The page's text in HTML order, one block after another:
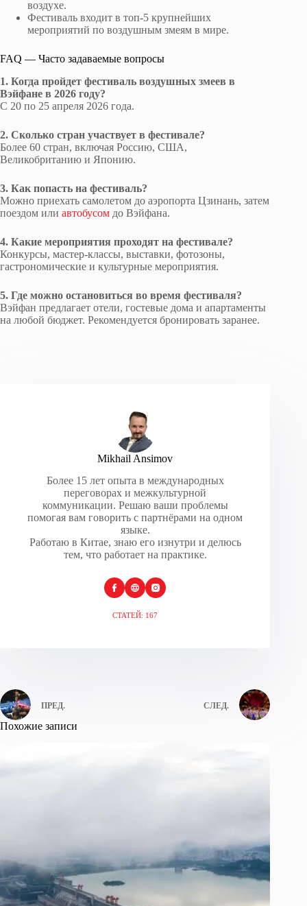
воздухе.
Фестиваль входит в топ-5 крупнейших
мероприятий по воздушным змеям в мире.
FAQ — Часто задаваемые вопросы
1. Когда пройдет фестиваль воздушных змеев в
Вэйфане в 2026 году?
С 20 по 25 апреля 2026 года.
2. Сколько стран участвует в фестивале?
Более 60 стран, включая Россию, США,
Великобританию и Японию.
3. Как попасть на фестиваль?
Можно приехать самолетом до аэропорта Цзинань, затем
поездом или автобусом до Вэйфана.
4. Какие мероприятия проходят на фестивале?
Конкурсы, мастер-классы, выставки, фотозоны,
гастрономические и культурные мероприятия.
5. Где можно остановиться во время фестиваля?
Вэйфан предлагает отели, гостевые дома и апартаменты
на любой бюджет. Рекомендуется бронировать заранее.
Mikhail Ansimov
Более 15 лет опыта в международных
переговорах и межкультурной
коммуникации. Решаю ваши проблемы
помогая вам говорить с партнёрами на одном
языке.
Работаю в Китае, знаю его изнутри и делюсь
тем, что работает на практике.
СТАТЕЙ: 167
ПРЕД. СЛЕД.
Похожие записи